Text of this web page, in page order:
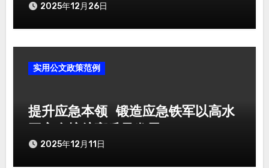
2025年12月26日
实用公文政策范例
提升应急本领 锻造应急铁军以高水
2025年12月11日